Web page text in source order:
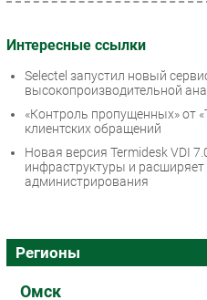
Интересные ссылки
Selectel запустил новый
высокопроизводительной
«Контроль пропущенных» от
клиентских обращений
Новая версия Termidesk VDI
инфраструктуры и
администрирования
Регионы
Омск